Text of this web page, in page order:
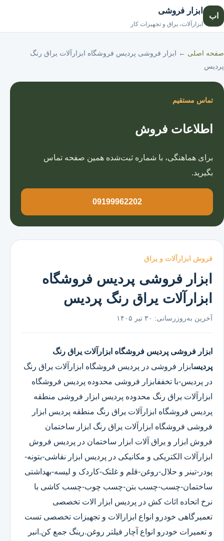
اب
ابزار فروشی
ابزارآلات، یراق و تجهیزات کار
صفحه اصلی ← ابزار فروشی پردیس فروشگاه ابزارآلات یراق رنگ
پردیس
فروش ابزارآلات و یراق
ابزار فروشی پردیس فروشگاه
ابزارآلات یراق رنگ پردیس
آخرین به‌روزرسانی: ۳۰ تیر ۱۴۰۵
ابزار فروشی پردیس فروشگاه ابزارآلات یراق رنگ
پردیسابزار فروشی در پردیس فروشگاه ابزارآلات یراق رنگ
در پردیس-با تخففابزار فروشی محدوده پردیس فروشگاه
ابزارآلات یراق رنگ محدوده پردیس ابزار فروشی منطقه
پردیس فروشگاه ابزارآلات یراق رنگ منطقه پردیس ابزار
فروشی فروشگاه ابزارآلات یراق رنگ ابزار ساختمان
فروش ابزار و یراق آلات ابزار ساختمان در پردیس فروش
ابزارآلات الکتریکی و مکانیکی در پردیس ابزار نقاشی-بتونه-
پودر-تینر و حلال-روغن-قلم و غلتک-کاردک و لیسه-بهداشتی
ساختمان-چسب-چسب بتن-چسب چوب-چسب کاشی با
نرخ اتحاده اثاث کش در پردیس ابزار الات تخصصی
تعمیرگاهی خودرو انواع ابزارالات و تجهیزات تخصصی تست
و تعمیرات خودرو انواع آچار فیلتر روغن.رینگ جمع کن.انبر
تماس مستقیم
اطلاعات فروش
برای هماهنگی، با شماره ثبت‌شده همین صفحه تماس
بگیرید.
09199962202